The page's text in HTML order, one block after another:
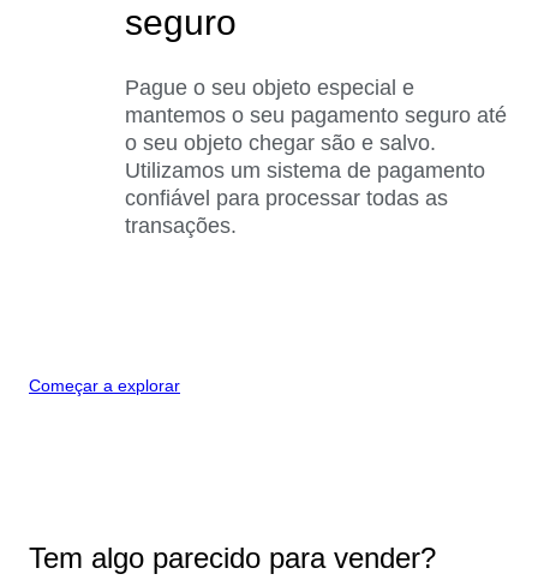
seguro
Pague o seu objeto especial e
mantemos o seu pagamento seguro até
o seu objeto chegar são e salvo.
Utilizamos um sistema de pagamento
confiável para processar todas as
transações.
Começar a explorar
Tem algo parecido para vender?